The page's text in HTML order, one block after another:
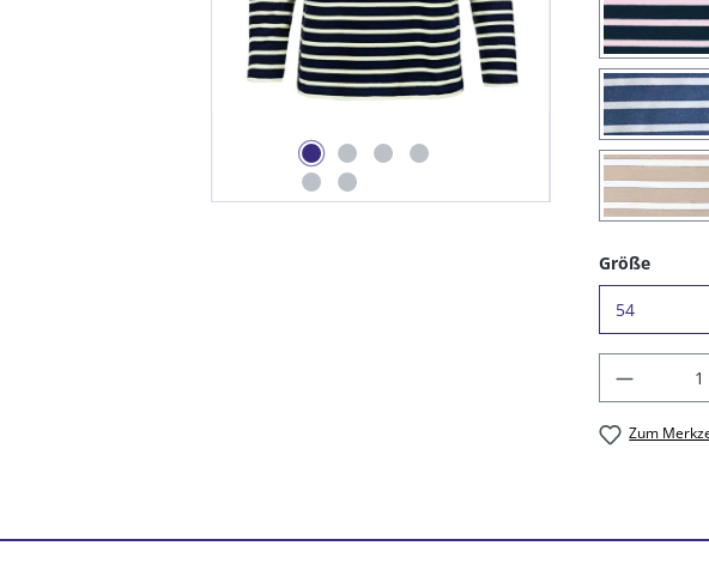
(43)
(85)
(98)
Größe
Zum